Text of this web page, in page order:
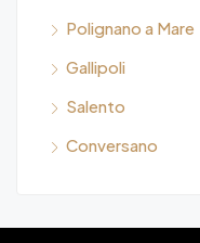
Polignano a Mare
Gallipoli
Salento
Conversano